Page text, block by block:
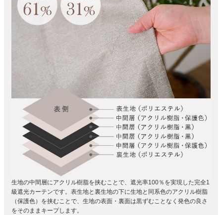
生地の中間層にアクリル樹脂を挟むことで、遮光率100％を実現した完全1
級遮光カーテンです。 表生地と裏生地の下に生地と同系色のアクリル樹脂
（保護色）を挟むことで、生地の表面・裏面は黒ずむことなく発色の良さ
をそのままキープします。